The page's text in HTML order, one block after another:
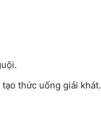
thức uống giải khát.